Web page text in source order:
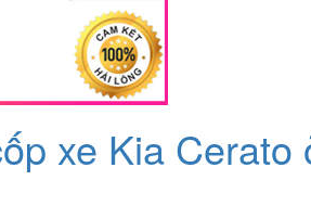
xe Kia Cerato